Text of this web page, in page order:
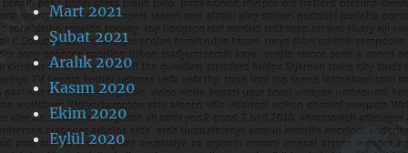
Mart 2021
Şubat 2021
Aralık 2020
Kasım 2020
Ekim 2020
Eylül 2020